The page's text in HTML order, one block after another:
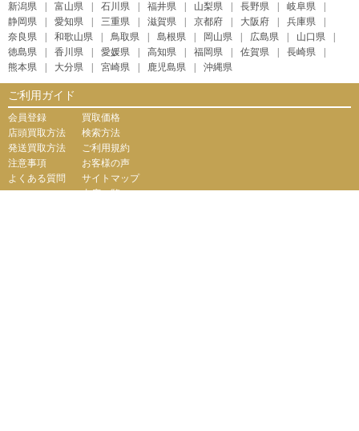
新潟県
富山県 石川県 福井県 山梨県 長野県
岐阜県
静岡県
愛知県 三重県 滋賀県 京都府 大阪府
兵庫県
奈良県
和歌山県 鳥取県 島根県 岡山県 広島県
山口県
徳島県
香川県 愛媛県 高知県 福岡県 佐賀県
長崎県
熊本県
大分県 宮崎県 鹿児島県 沖縄県
ご利用ガイド
会員登録
店頭買取方法
発送買取方法
注意事項
よくある質問
買取価格
検索方法
ご利用規約
お客様の声
サイトマップ
支店一覧